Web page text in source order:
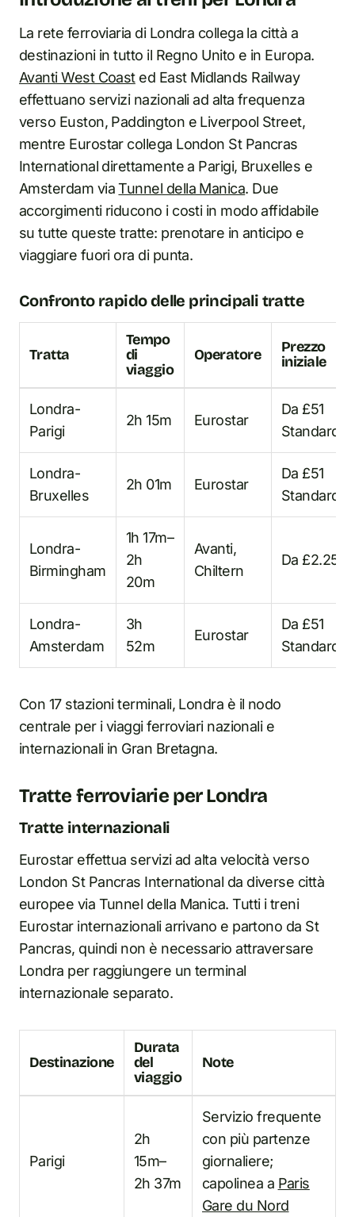
La rete ferroviaria di Londra collega la città a
destinazioni in tutto il Regno Unito e in Europa.
Avanti West Coasted East Midlands Railway
effettuano servizi nazionali ad alta frequenza
verso Euston, Paddington e Liverpool Street,
mentre Eurostar collega London St Pancras
International direttamente a Parigi, Bruxelles e
Amsterdam viaTunnel della Manica. Due
accorgimenti riducono i costi in modo affidabile
su tutte queste tratte: prenotare in anticipo e
viaggiare fuori ora di punta.
Confronto rapido delle principali tratte
Tratta
Tempo
di
viaggio
Operatore
Prezzo
iniziale
Londra-
Parigi
2h 15m Eurostar
Da £51
Standard
Londra-
Bruxelles
2h 01m Eurostar
Da £51
Standard
Londra-
Birmingham
1h 17m–
2h
20m
Avanti,
Chiltern
Da £2.25
Londra-
Amsterdam
3h
52m
Eurostar
Da £51
Standard
Con 17 stazioni terminali, Londra è il nodo
centrale per i viaggi ferroviari nazionali e
internazionali in Gran Bretagna.
Tratte ferroviarie per Londra
Tratte internazionali
Eurostar effettua servizi ad alta velocità verso
London St Pancras International da diverse città
europee via Tunnel della Manica. Tutti i treni
Eurostar internazionali arrivano e partono da St
Pancras, quindi non è necessario attraversare
Londra per raggiungere un terminal
internazionale separato.
Destinazione
Durata
del
viaggio
Note
Parigi
2h
15m–
2h 37m
Servizio frequente
con più partenze
giornaliere;
capolinea a Paris
Gare du Nord